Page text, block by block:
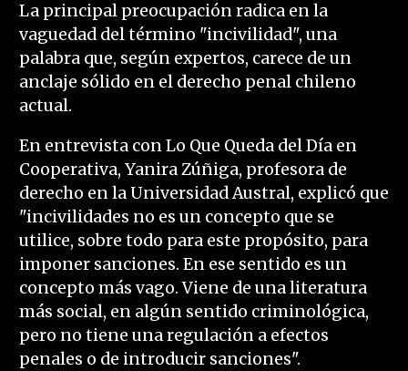
La principal preocupación radica en la
vaguedad del término "incivilidad", una
palabra que, según expertos, carece de un
anclaje sólido en el derecho penal chileno
actual.
En entrevista con Lo Que Queda del Día en
Cooperativa, Yanira Zúñiga, profesora de
derecho en la Universidad Austral, explicó que
"incivilidades no es un concepto que se
utilice, sobre todo para este propósito, para
imponer sanciones. En ese sentido es un
concepto más vago. Viene de una literatura
más social, en algún sentido criminológica,
pero no tiene una regulación a efectos
penales o de introducir sanciones".